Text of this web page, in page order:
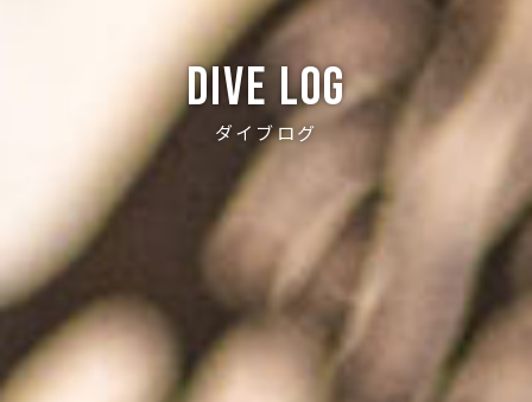
Dive log
ダイブログ